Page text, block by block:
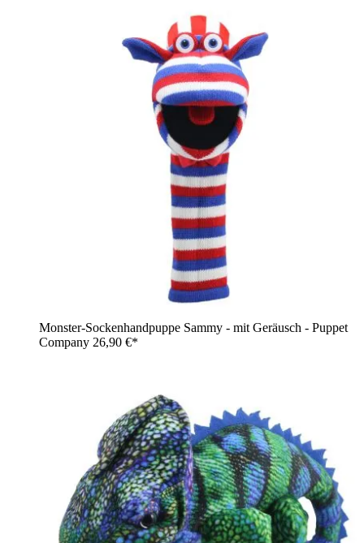
Monster-Sockenhandpuppe Sammy - mit Geräusch - Puppet
Company 26,90 €*